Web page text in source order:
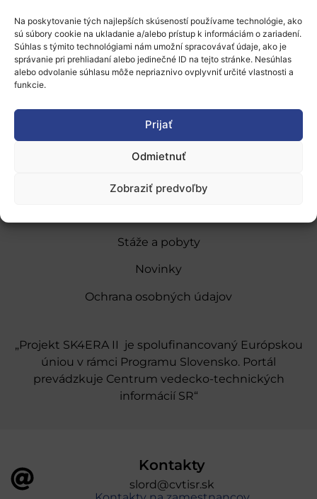
Na poskytovanie tých najlepších skúseností používame technológie, ako
sú súbory cookie na ukladanie a/alebo prístup k informáciám o zariadení.
Súhlas s týmito technológiami nám umožní spracovávať údaje, ako je
správanie pri prehliadaní alebo jedinečné ID na tejto stránke. Nesúhlas
alebo odvolanie súhlasu môže nepriaznivo ovplyvniť určité vlastnosti a
funkcie.
Prijať
Odmietnuť
Zobraziť predvoľby
Viac informácií na stránke eventu.
Pridať do Google Kalendára
O nás
Naše služby
Stáže a pobyty
Novinky
Ochrana osobných údajov
„Projekt SK4ERA II je spolufinancovaný Európskou
úniou v rámci Programu Slovensko. Portál
prevádzkuje Centrum vedecko-technických
informácií SR“
Kontakty
slord@cvtisr.sk